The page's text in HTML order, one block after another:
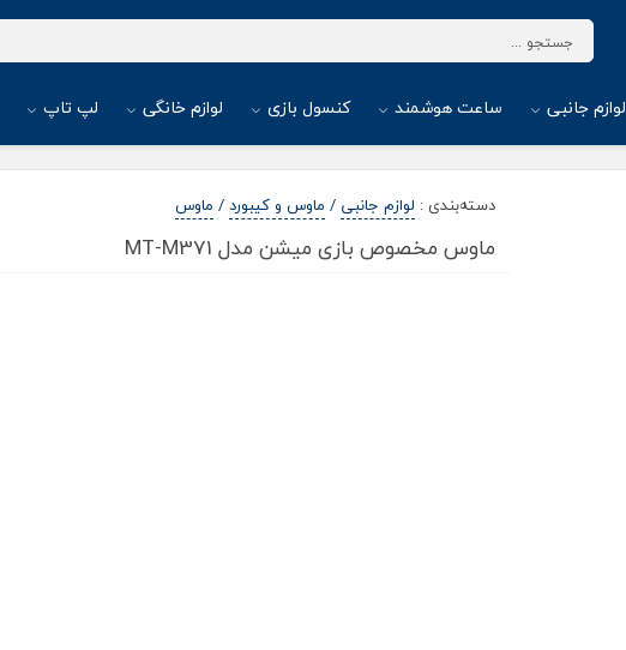
لوازم جانبی ساعت هوشمند کنسول بازی لوازم خانگی لپ تاپ
دسته‌بندی : لوازم جانبی / ماوس و کیبورد/ ماوس
ماوس مخصوص بازی میشن مدل MT-M371